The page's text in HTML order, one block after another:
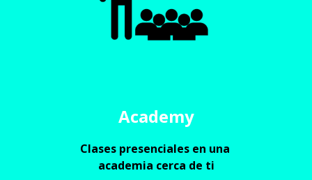
Academy
Clases presenciales en una
academia cerca de ti